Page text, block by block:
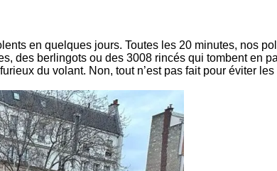
en quelques jours. Toutes les 20 minutes, nos
des berlingots ou des 3008 rincés qui tombent en
du volant. Non, tout n’est pas fait pour éviter